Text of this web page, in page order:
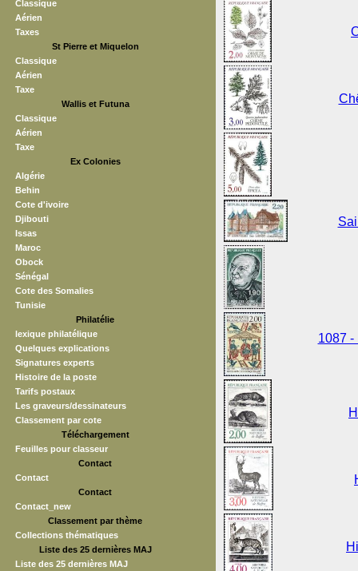
Classique
Aérien
Taxes
St Pierre et Miquelon
Classique
Aérien
Taxe
Wallis et Futuna
Classique
Aérien
Taxe
Ex Colonies
Algérie
Behin
Cote d'ivoire
Djibouti
Issas
Maroc
Obock
Sénégal
Cote des Somalies
Tunisie
Philatélie
lexique philatélique
Quelques explications
Signatures experts
Histoire de la poste
Tarifs postaux
Les graveurs/dessinateurs
Classement par cote
Téléchargement
Feuilles pour classeur
Contact
Contact
Contact
Contact_new
Classement par thème
Collections thématiques
Liste des 25 dernières MAJ
Liste des 25 dernières MAJ
1087 -